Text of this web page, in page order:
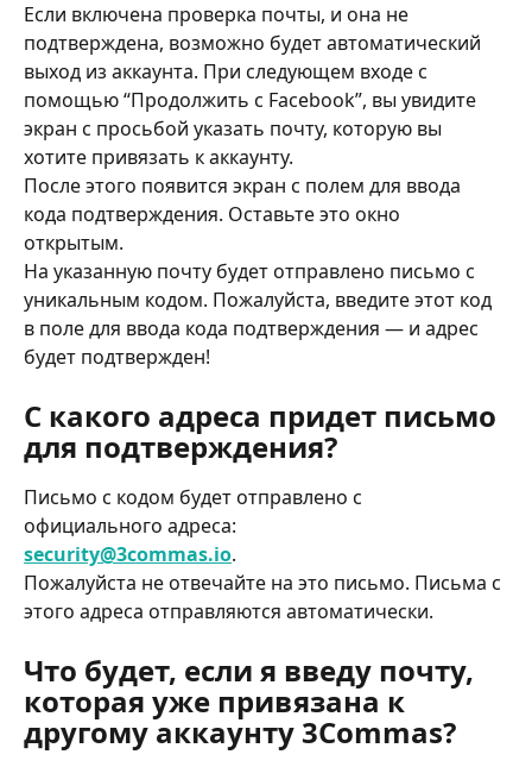
Если включена проверка почты, и она не
подтверждена, возможно будет автоматический
выход из аккаунта. При следующем входе с
помощью “Продолжить с Facebook”, вы увидите
экран с просьбой указать почту, которую вы
хотите привязать к аккаунту.
После этого появится экран с полем для ввода
кода подтверждения. Оставьте это окно
открытым.
На указанную почту будет отправлено письмо с
уникальным кодом. Пожалуйста, введите этот код
в поле для ввода кода подтверждения — и адрес
будет подтвержден!
С какого адреса придет письмо
для подтверждения?
Письмо с кодом будет отправлено с
официального адреса:
security@3commas.io.
Пожалуйста не отвечайте на это письмо. Письма с
этого адреса отправляются автоматически.
Что будет, если я введу почту,
которая уже привязана к
другому аккаунту 3Commas?